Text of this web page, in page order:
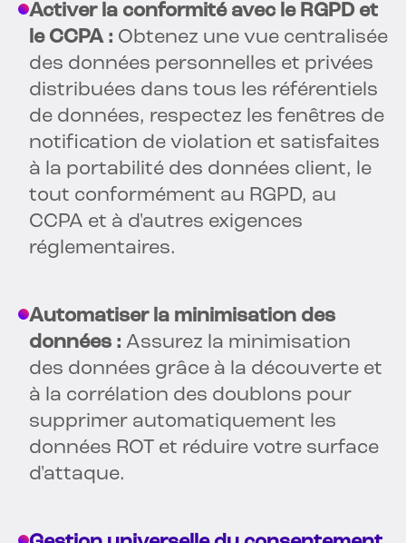
Activer la conformité avec le RGPD et
le CCPA : Obtenez une vue centralisée
des données personnelles et privées
distribuées dans tous les référentiels
de données, respectez les fenêtres de
notification de violation et satisfaites
à la portabilité des données client, le
tout conformément au RGPD, au
CCPA et à d'autres exigences
réglementaires.
Automatiser la minimisation des
données : Assurez la minimisation
des données grâce à la découverte et
à la corrélation des doublons pour
supprimer automatiquement les
données ROT et réduire votre surface
d'attaque.